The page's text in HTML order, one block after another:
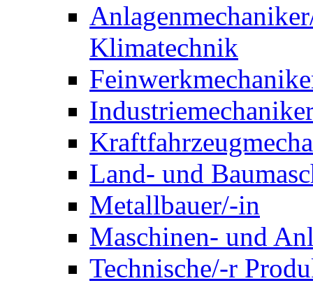
Klimatechnik
Land- und
Metallbauer/-in
Maschinen- und
Technische/-r